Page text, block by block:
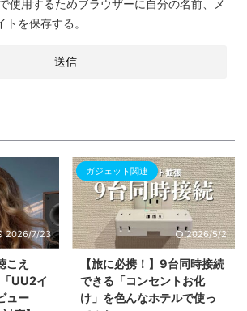
使用するためブラウザーに自分の名前、メ
を保存する。
2026/7/23
こえ
UU2イ
ュー
ガジェット関連
2026/5/2
【旅に必携！】9台同時接続
できる「コンセントお化
け」を色んなホテルで使っ